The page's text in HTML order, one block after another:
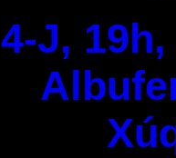
4-J,